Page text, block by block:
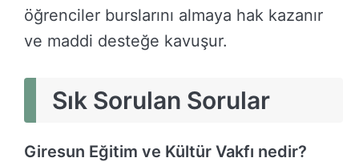
öğrenciler burslarını almaya hak kazanır
ve maddi desteğe kavuşur.
Sık Sorulan Sorular
Giresun Eğitim ve Kültür Vakfı nedir?